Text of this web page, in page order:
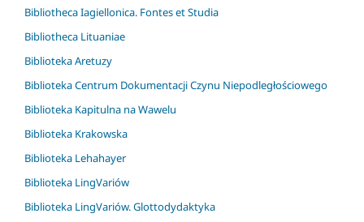
Bibliotheca Iagiellonica. Fontes et Studia
Bibliotheca Lituaniae
Biblioteka Aretuzy
Biblioteka Centrum Dokumentacji Czynu Niepodległościowego
Biblioteka Kapitulna na Wawelu
Biblioteka Krakowska
Biblioteka Lehahayer
Biblioteka LingVariów
Biblioteka LingVariów. Glottodydaktyka